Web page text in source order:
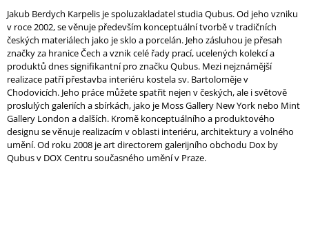
Jakub Berdych Karpelis je spoluzakladatel studia Qubus. Od jeho vzniku
v roce 2002, se věnuje především konceptuální tvorbě v tradičních
českých materiálech jako je sklo a porcelán. Jeho zásluhou je přesah
značky za hranice Čech a vznik celé řady prací, ucelených kolekcí a
produktů dnes signifikantní pro značku Qubus. Mezi nejznámější
realizace patří přestavba interiéru kostela sv. Bartoloměje v
Chodovicích. Jeho práce můžete spatřit nejen v českých, ale i světově
proslulých galeriích a sbírkách, jako je Moss Gallery New York nebo Mint
Gallery London a dalších. Kromě konceptuálního a produktového
designu se věnuje realizacím v oblasti interiéru, architektury a volného
umění. Od roku 2008 je art directorem galerijního obchodu Dox by
Qubus v DOX Centru současného umění v Praze.